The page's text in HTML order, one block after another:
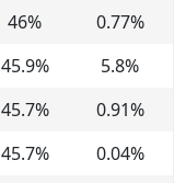
46% 0.77%
45.9% 5.8%
45.7% 0.91%
45.7% 0.04%